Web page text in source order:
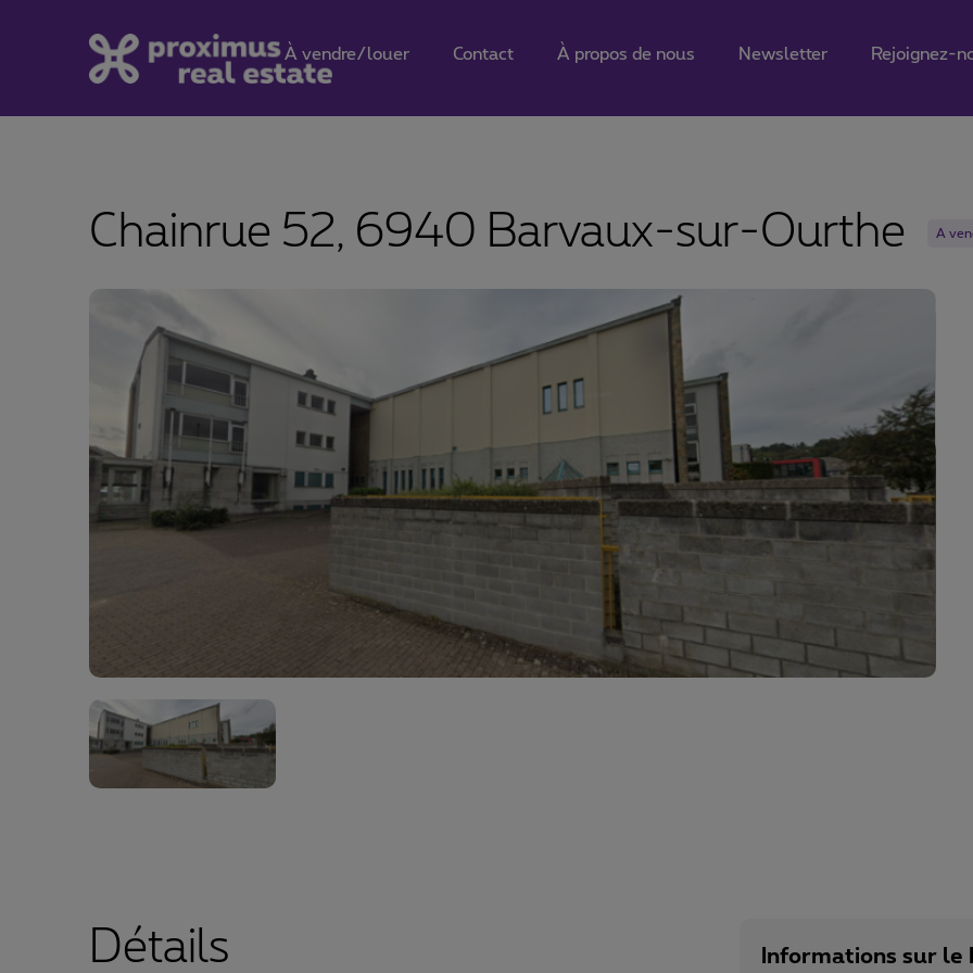
À vendre/louer Contact À propos de nous Newsletter Rejoignez-
Chainrue 52, 6940 Barvaux-sur-Ourthe A
Détails Informations sur le